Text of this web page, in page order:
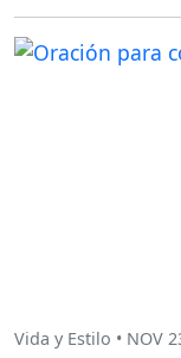
Vida y Estilo • NOV